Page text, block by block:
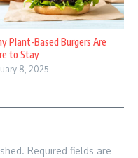
Plant-Based Burgers Are
to Stay
8, 2025
Required fields are